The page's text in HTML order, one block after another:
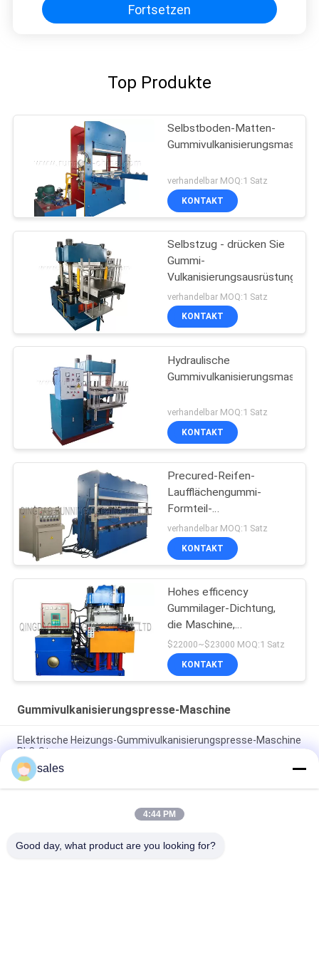
Fortsetzen
Top Produkte
Selbstboden-Matten-
verhandelbar MOQ:1 Satz
KONTAKT
Selbstzug - drücken Sie
Gummi-
Vulkanisierungsausrüstung
verhandelbar MOQ:1 Satz
KONTAKT
Hydraulische
verhandelbar MOQ:1 Satz
KONTAKT
Precured-Reifen-
Laufflächengummi-
Formteil-
Maschine/verschaffter
Reifen-Schritt, der
Maschine herstellt
verhandelbar MOQ:1 Satz
KONTAKT
Hohes efficency
Gummilager-Dichtung,
die Maschine,
Vulkanisierungsmaschine,
Formteil-Maschine
herstellt
$22000~$23000 MOQ:1 Satz
KONTAKT
Gummivulkanisierungspresse-Maschine
Elektrische Heizungs-Gummivulkanisierungspresse-Maschine
PLC-Steuerung
Die elektrische Heizungs-hydraulische Vulkanisierung
bearbeiten 2 Arbeitsschichten maschinell
Gummivulkanisierungsmaschinen-einzige
sales
4:44 PM
Good day, what product are you looking for?